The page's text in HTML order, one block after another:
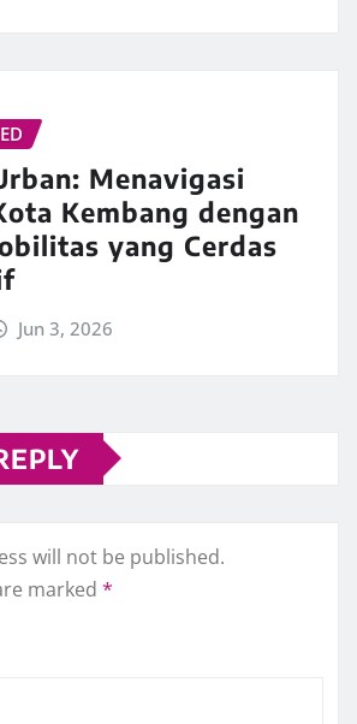
Menavigasi
Kembang dengan
yang Cerdas
Jun 3, 2026
will not be published.
marked *